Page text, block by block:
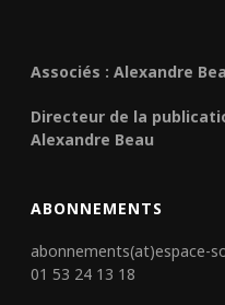
Associés : Alexandre
Directeur de la
Alexandre Beau
ABONNEMENTS
abonnements(at)espace-
01 53 24 13 18